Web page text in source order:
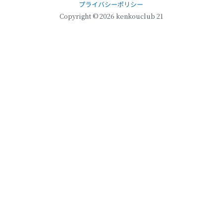
プライバシーポリシー
Copyright © 2026 kenkouclub 21
b
o
a
g
u
b